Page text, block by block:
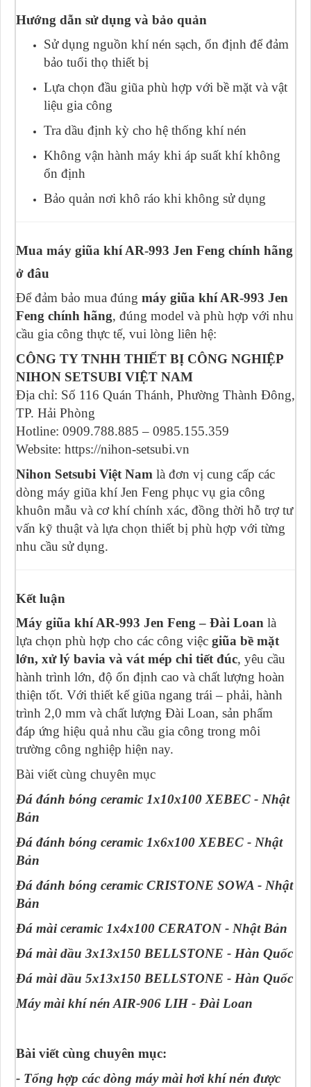
Hướng dẫn sử dụng và bảo quản
Sử dụng nguồn khí nén sạch, ổn định để đảm
bảo tuổi thọ thiết bị
Lựa chọn đầu giũa phù hợp với bề mặt và vật
liệu gia công
Tra dầu định kỳ cho hệ thống khí nén
Không vận hành máy khi áp suất khí không
ổn định
Bảo quản nơi khô ráo khi không sử dụng
Mua máy giũa khí AR-993 Jen Feng chính hãng
ở đâu
Để đảm bảo mua đúng máy giũa khí AR-993 Jen
Feng chính hãng, đúng model và phù hợp với nhu
cầu gia công thực tế, vui lòng liên hệ:
CÔNG TY TNHH THIẾT BỊ CÔNG NGHIỆP
NIHON SETSUBI VIỆT NAM
Địa chỉ: Số 116 Quán Thánh, Phường Thành Đông,
TP. Hải Phòng
Hotline: 0909.788.885 – 0985.155.359
Website: https://nihon-setsubi.vn
Nihon Setsubi Việt Nam là đơn vị cung cấp các
dòng máy giũa khí Jen Feng phục vụ gia công
khuôn mẫu và cơ khí chính xác, đồng thời hỗ trợ tư
vấn kỹ thuật và lựa chọn thiết bị phù hợp với từng
nhu cầu sử dụng.
Kết luận
Máy giũa khí AR-993 Jen Feng – Đài Loan là
lựa chọn phù hợp cho các công việc giũa bề mặt
lớn, xử lý bavia và vát mép chi tiết đúc, yêu cầu
hành trình lớn, độ ổn định cao và chất lượng hoàn
thiện tốt. Với thiết kế giũa ngang trái – phải, hành
trình 2,0 mm và chất lượng Đài Loan, sản phẩm
đáp ứng hiệu quả nhu cầu gia công trong môi
trường công nghiệp hiện nay.
Bài viết cùng chuyên mục
Đá đánh bóng ceramic 1x10x100 XEBEC - Nhật
Bản
Đá đánh bóng ceramic 1x6x100 XEBEC - Nhật
Bản
Đá đánh bóng ceramic CRISTONE SOWA - Nhật
Bản
Đá mài ceramic 1x4x100 CERATON - Nhật Bản
Đá mài dầu 3x13x150 BELLSTONE - Hàn Quốc
Đá mài dầu 5x13x150 BELLSTONE - Hàn Quốc
Máy mài khí nén AIR-906 LIH - Đài Loan
Bài viết cùng chuyên mục:
- Tổng hợp các dòng máy mài hơi khí nén được